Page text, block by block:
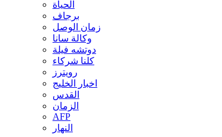
الحیاة
برجاف
زمان الوصل
وکالة سانا
دوتشه فیلة
کلنا شرکاء
رويترز
اخبار الخلیج
القدس
الزمان
AFP
النهار